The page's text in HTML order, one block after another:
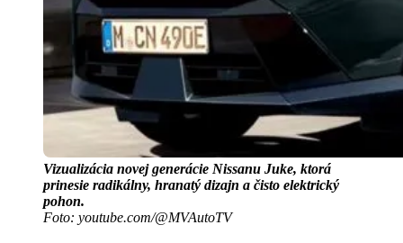
Vizualizácia novej generácie Nissanu Juke, ktorá
prinesie radikálny, hranatý dizajn a čisto elektrický
pohon.
Foto: youtube.com/@MVAutoTV